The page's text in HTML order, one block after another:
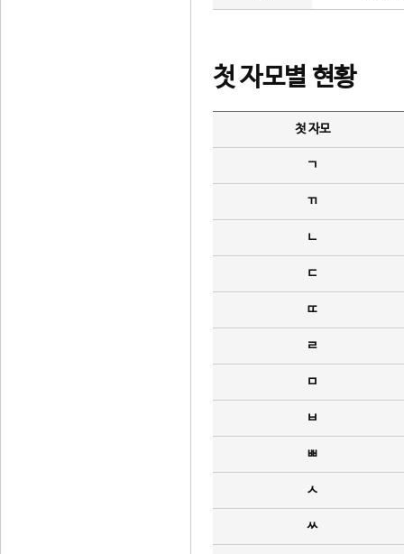
첫 자모별 현황
첫 자모
ㄱ
ㄲ
ㄴ
ㄷ
ㄸ
ㄹ
ㅁ
ㅂ
ㅃ
ㅅ
ㅆ